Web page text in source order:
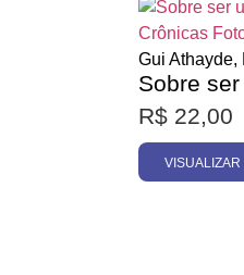
Crônicas
Gui Athayde,
Sobre
R$ 22,00
VISUALIZAR